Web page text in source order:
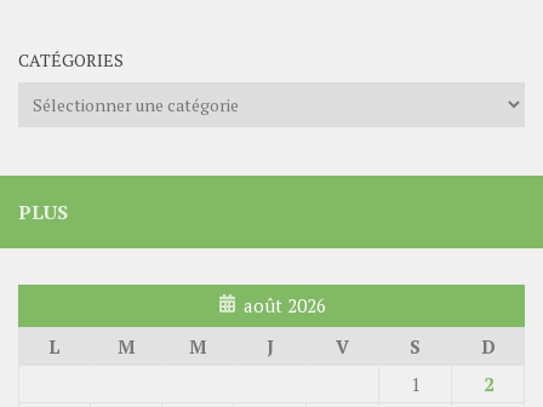
CATÉGORIES
Catégories
PLUS
août 2026
L
M M J V S
D
1
2